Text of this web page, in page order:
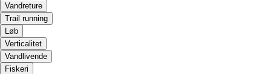
Vandreture
Trail running
Løb
Verticalitet
Vandlivende
Fiskeri